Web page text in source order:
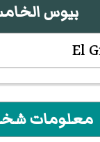
بيوس
معلومات